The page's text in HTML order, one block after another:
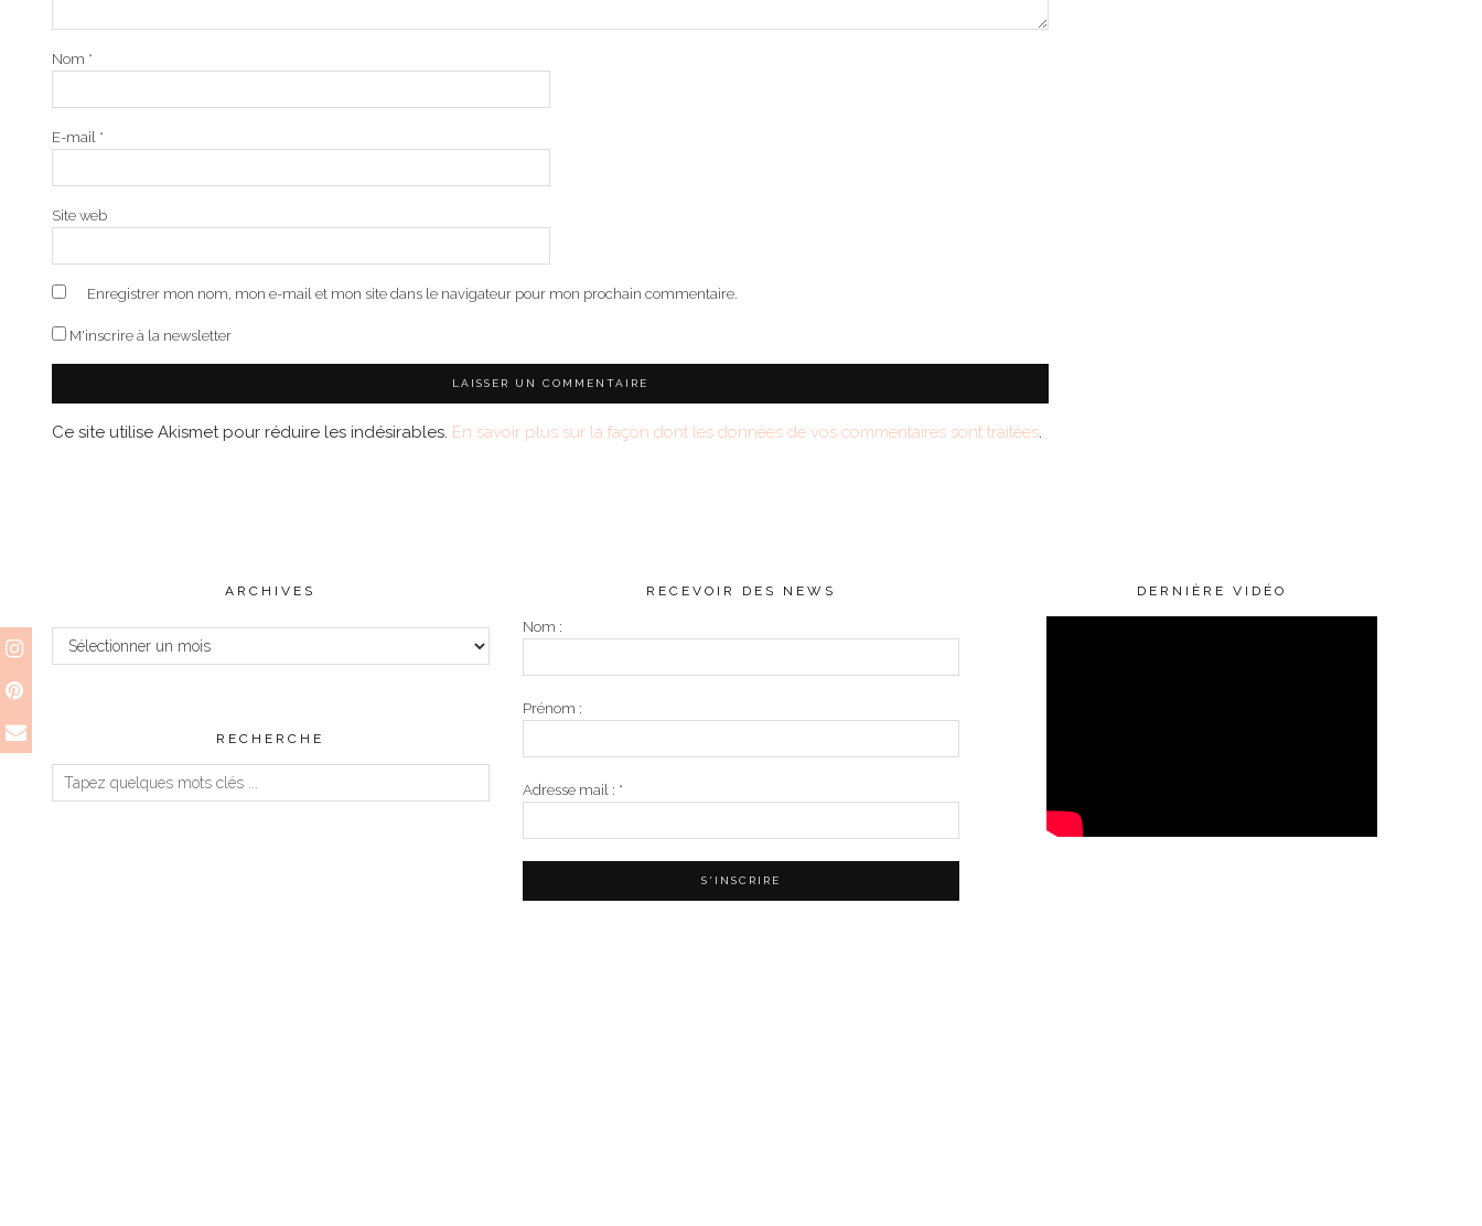
Nom *
E-mail *
Site web
Enregistrer mon nom, mon e-mail et mon site dans le navigateur pour mon prochain commentaire.
M'inscrire à la newsletter
Ce site utilise Akismet pour réduire les indésirables. En savoir plus sur la façon dont les données de vos commentaires sont traitées.
ARCHIVES
Archives
RECHERCHE
RECEVOIR DES NEWS
Nom :
Prénom :
Adresse mail : *
DERNIÈRE VIDÉO